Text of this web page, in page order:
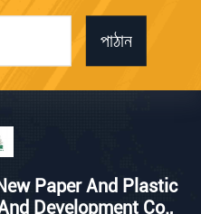
পাঠান
Paper And Plastic
Development Co.,